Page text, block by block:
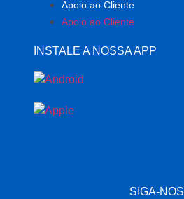
Apoio ao Cliente
Apoio ao Cliente
INSTALE A NOSSA APP
SIGA-NOS